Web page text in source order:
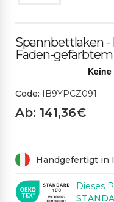
Spannbettlaken -
Faden-
Code: IB9YPCZ091
Ab: 141,36€
Handgefertigt in
Dieses